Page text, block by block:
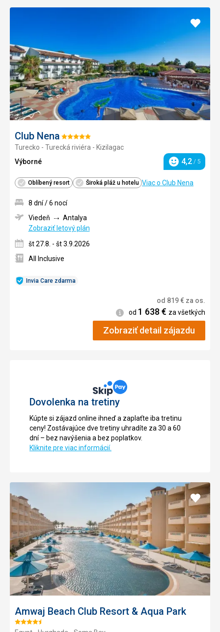
Club Nena Hodnotenie:
5/5
Turecko - Turecká riviéra - Kizilagac
Výborné
Hodnotenie
4,2 / 5
Oblíbený resort Široká pláž u hotelu Viac o Club Nena
Pridať
Invia Care zdarma
8 dní / 6 nocí
Viedeň
Antalya
Zobraziť letový plán
št 27.8. - št 3.9.2026
All Inclusive
od 819€ za os.
Informácie
od 1 638 € za všetkých
Zobraziť detail zájazdu
Dovolenka na tretiny
Kúpte si zájazd online ihneď a zaplaťte iba tretinu
ceny! Zostávajúce dve tretiny uhradíte za 30 a 60
dní – bez navýšenia a bez poplatkov.
Kliknite pre viac informácií.
Amwaj Beach Club Resort & Aqua Park
Hodnotenie:
Pridať
do